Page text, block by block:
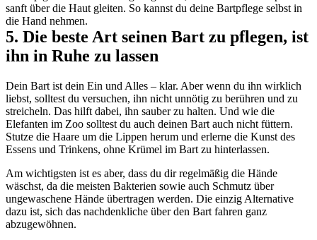
sanft über die Haut gleiten. So kannst du deine Bartpflege selbst in
die Hand nehmen.
5. Die beste Art seinen Bart zu pflegen, ist
ihn in Ruhe zu lassen
Dein Bart ist dein Ein und Alles – klar. Aber wenn du ihn wirklich
liebst, solltest du versuchen, ihn nicht unnötig zu berühren und zu
streicheln. Das hilft dabei, ihn sauber zu halten. Und wie die
Elefanten im Zoo solltest du auch deinen Bart auch nicht füttern.
Stutze die Haare um die Lippen herum und erlerne die Kunst des
Essens und Trinkens, ohne Krümel im Bart zu hinterlassen.
Am wichtigsten ist es aber, dass du dir regelmäßig die Hände
wäschst, da die meisten Bakterien sowie auch Schmutz über
ungewaschene Hände übertragen werden. Die einzig Alternative
dazu ist, sich das nachdenkliche über den Bart fahren ganz
abzugewöhnen.